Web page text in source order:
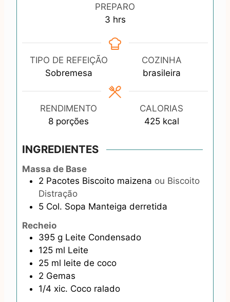
PREPARO
3h
u
hrs
TIPO DE REFEIÇÃO
Sobremesa
COZINHA
brasileira
RENDIMENTO
8 porções
CALORIAS
425 kcal
INGREDIENTES
Massa de Base
2 Pacotes Biscoito maizena ou Biscoito
Distração
5 Col. Sopa Manteiga derretida
Recheio
395 g Leite Condensado
125 ml Leite
25 ml leite de coco
2 Gemas
1/4 xic. Coco ralado